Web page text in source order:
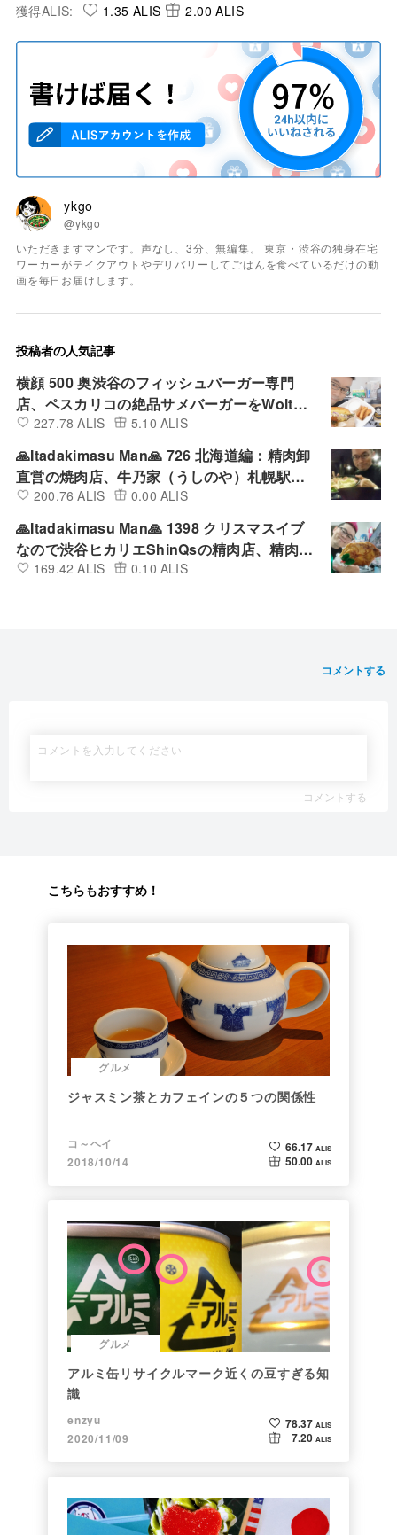
獲得ALIS: 1.35 ALIS 2.00 ALIS
ykgo
@ykgo
いただきますマンです。声なし、3分、無編集。 東京・渋谷の独身在宅
ワーカーがテイクアウトやデリバリーしてごはんを食べているだけの動
画を毎日お届けします。
投稿者の人気記事
横顔 500 奥渋谷のフィッシュバーガー専門
店、ペスカリコの絶品サメバーガーをWoltで
デリバリーして食べてみた
227.78 ALIS 5.10 ALIS
🙏Itadakimasu Man🙏 726 北海道編：精肉卸
直営の焼肉店、牛乃家（うしのや）札幌駅北
口店の満腹ランチ定食を店内で食べてみた
200.76 ALIS 0.00 ALIS
🙏Itadakimasu Man🙏 1398 クリスマスイブ
なので渋谷ヒカリエShinQsの精肉店、精肉あ
づまの四国匠どりローストチキンレッグ（醤
169.42 ALIS 0.10 ALIS
コメントする
コメントする
こちらもおすすめ！
グルメ
ジャスミン茶とカフェインの５つの関係性
コ～ヘイ
2018/10/14
66.17 ALIS
50.00 ALIS
グルメ
アルミ缶リサイクルマーク近くの豆すぎる知
識
enzyu
2020/11/09
78.37 ALIS
7.20 ALIS